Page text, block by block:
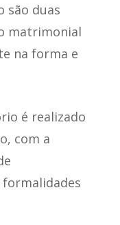
são duas
matrimonial
na forma e
é realizado
, com a